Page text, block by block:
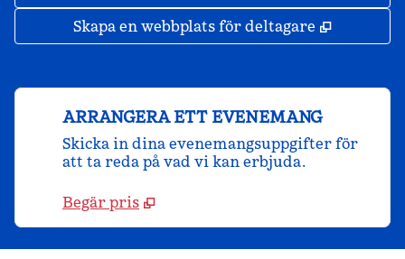
Skapa en webbplats för deltagare ,
ARRANGERA ETT EVENEMANG
Skicka in dina evenemangsuppgifter för
att ta reda på vad vi kan erbjuda.
Begär pris